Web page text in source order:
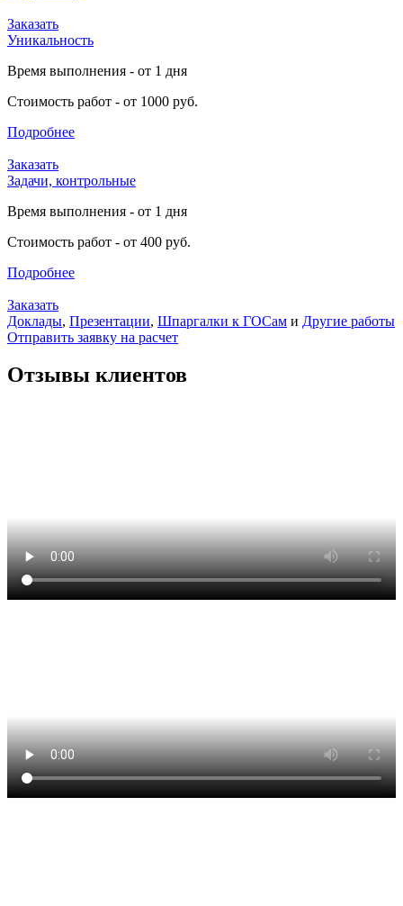
Заказать
Уникальность
Время выполнения - от 1 дня
Стоимость работ - от 1000 руб.
Подробнее
Заказать
Задачи, контрольные
Время выполнения - от 1 дня
Стоимость работ - от 400 руб.
Подробнее
Заказать
Доклады, Презентации, Шпаргалки к ГОСам и Другие работы
Отправить заявку на расчет
Отзывы клиентов